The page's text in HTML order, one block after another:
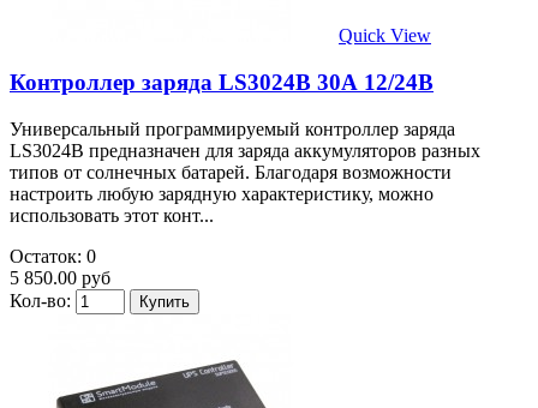
Quick View
Контроллер заряда LS3024B 30А 12/24В
Универсальный программируемый контроллер заряда
LS3024B предназначен для заряда аккумуляторов разных
типов от солнечных батарей. Благодаря возможности
настроить любую зарядную характеристику, можно
использовать этот конт...
Остаток: 0
5 850.00 руб
Кол-во: